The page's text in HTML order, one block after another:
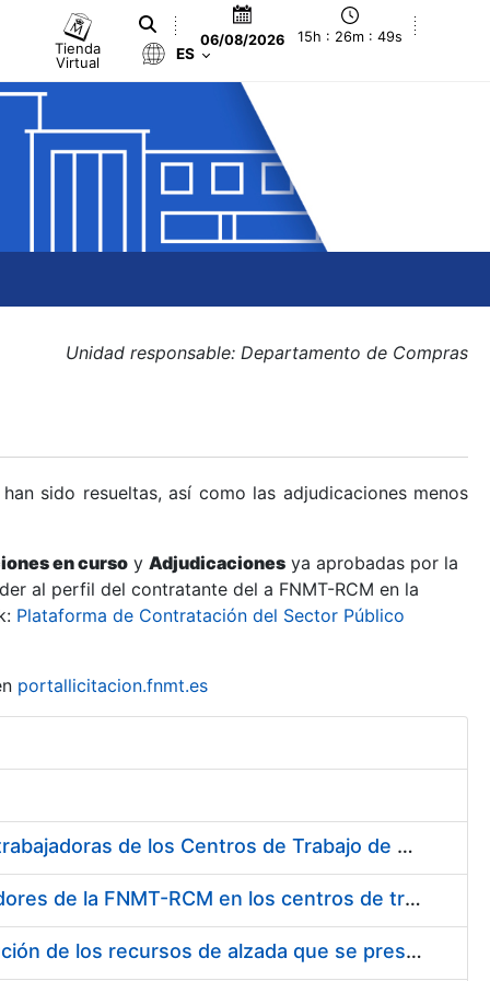
Tienda
Virtual
06/08/2026 15h : 26m : 49s
ES
Unidad responsable: Departamento de Compras
sido resueltas, así como las adjudicaciones menos
en curso y Adjudicaciones ya aprobadas por la
al perfil del contratante del a FNMT-RCM en la
Plataforma de Contratación del Sector Público
portallicitacion.fnmt.es
Suministro de Protectores Auditivos a medida para las personas trabajadoras de los Centros de Trabajo de Madrid y Burgos
Suministro de gafas graduadas antiproyecciones para los trabajadores de la FNMT-RCM en los centros de trabajo de Madrid y Burgos
Servicios de una empresa externa para el asesoramiento y resolución de los recursos de alzada que se presentan relacionados con procesos de selección para la FNMT-RCM